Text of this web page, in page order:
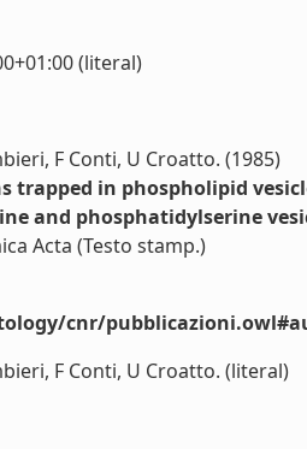
(literal)
F Conti, U Croatto. (1985)
trapped in phospholipid
and phosphatidylserine
Acta (Testo stamp.)
cnr/
F Conti, U Croatto. (literal)